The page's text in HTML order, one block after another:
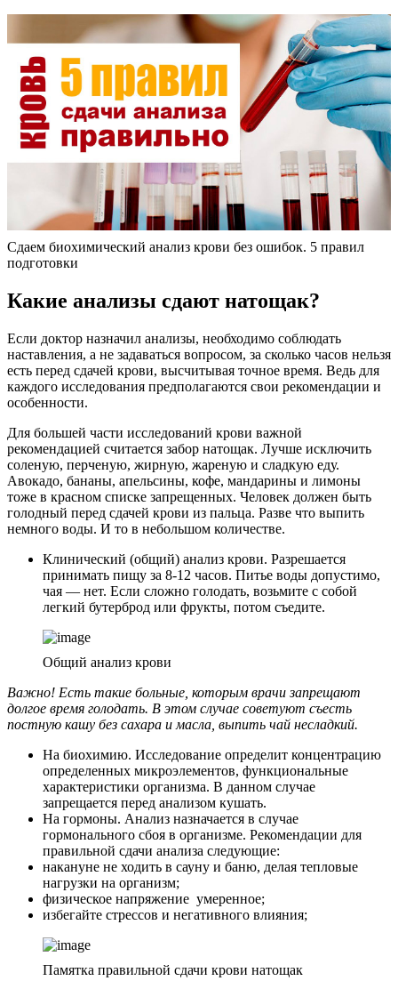
Сдаем биохимический анализ крови без ошибок. 5 правил
подготовки
Какие анализы сдают натощак?
Если доктор назначил анализы, необходимо соблюдать
наставления, а не задаваться вопросом, за сколько часов нельзя
есть перед сдачей крови, высчитывая точное время. Ведь для
каждого исследования предполагаются свои рекомендации и
особенности.
Для большей части исследований крови важной
рекомендацией считается забор натощак. Лучше исключить
соленую, перченую, жирную, жареную и сладкую еду.
Авокадо, бананы, апельсины, кофе, мандарины и лимоны
тоже в красном списке запрещенных. Человек должен быть
голодный перед сдачей крови из пальца. Разве что выпить
немного воды. И то в небольшом количестве.
Клинический (общий) анализ крови. Разрешается
принимать пищу за 8-12 часов. Питье воды допустимо,
чая — нет. Если сложно голодать, возьмите с собой
легкий бутерброд или фрукты, потом съедите.
Общий анализ крови
Важно! Есть такие больные, которым врачи запрещают
долгое время голодать. В этом случае советуют съесть
постную кашу без сахара и масла, выпить чай несладкий.
На биохимию. Исследование определит концентрацию
определенных микроэлементов, функциональные
характеристики организма. В данном случае
запрещается перед анализом кушать.
На гормоны. Анализ назначается в случае
гормонального сбоя в организме. Рекомендации для
правильной сдачи анализа следующие:
накануне не ходить в сауну и баню, делая тепловые
нагрузки на организм;
физическое напряжение умеренное;
избегайте стрессов и негативного влияния;
Памятка правильной сдачи крови натощак